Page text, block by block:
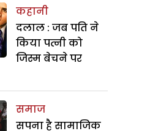
कहानी
दलाल : जब पति ने
किया पत्नी को
जिस्म बेचने पर
समाज
सपना है सामाजिक